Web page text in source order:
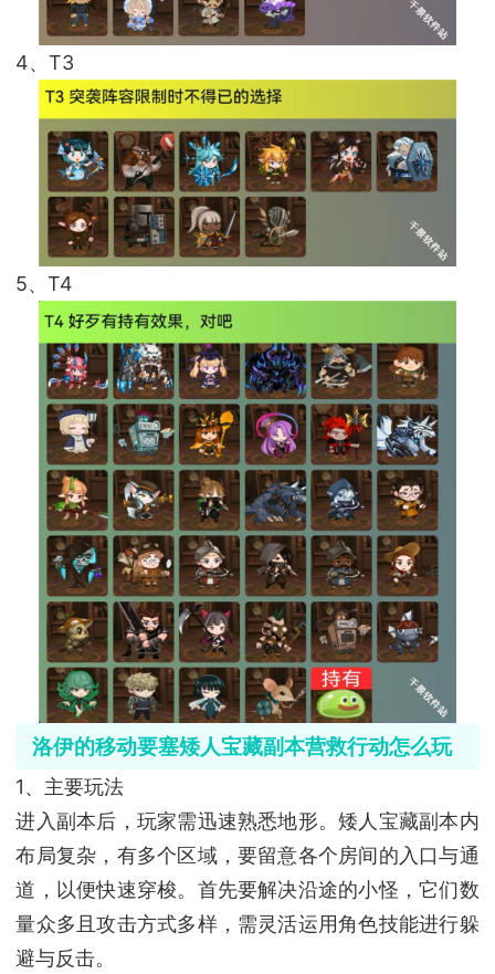
4、T3
5、T4
洛伊的移动要塞矮人宝藏副本营救行动怎么玩
1、主要玩法
进入副本后，玩家需迅速熟悉地形。矮人宝藏副本内
布局复杂，有多个区域，要留意各个房间的入口与通
道，以便快速穿梭。首先要解决沿途的小怪，它们数
量众多且攻击方式多样，需灵活运用角色技能进行躲
避与反击。